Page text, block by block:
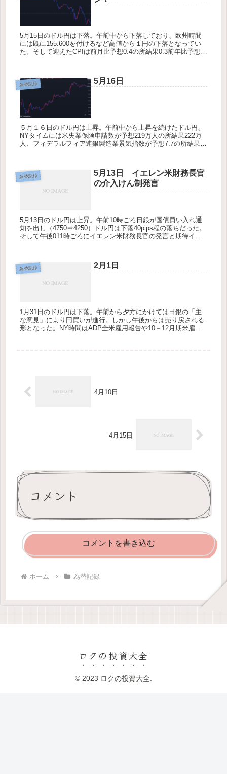
5月15日のドル円は下落。午前中から下落しており、欧州時間
には既に155.600を付けるなど高値から１円の下落となってい
た。そして迎えたCPIは前月比予想0.4の所結果0.3前年比予想
為替記録 5月16日
５月１６日のドル円は上昇。午前中から上昇を続けたドル円、
NYタイムには米失業保険申請数が予想219万人の所結果222万
人、フィデラルフィア連銀製造業景気指数が予想7.7の所結果
為替記録
5月13日 イエレン米財務長官
の介入けん制発言
5月13日のドル円は上昇。午前10時ごろ日銀が国債買い入れ通
知を出し（4750⇒4250）ドル円は下落40pips程の落ちだった。
そして午後011時ごろにイエレン米財務長官の発言と期待イン
為替記録 2月1日
1月31日のドル円は下落。午前から夕方にかけては日銀の「主
な意見」により円買いが進行。しかし午後からは売り戻される
形となった。NY時間はADP全米雇用報告や10－12月期米雇用
4月10日
4月15日
コメント
コメントを書き込む
ホーム 為替記録
ロクの投資大全
© 2023 ロクの投資大全.